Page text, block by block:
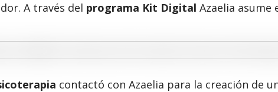
A través del programa Kit Digital Azaelia asume
contactó con Azaelia para la creación de